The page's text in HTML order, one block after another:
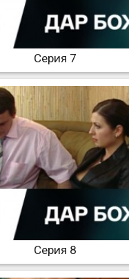
Серия 7
Серия 8